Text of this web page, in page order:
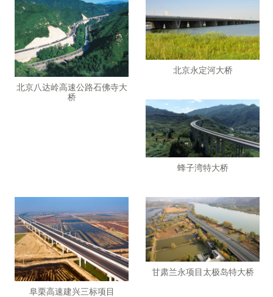
北京八达岭高速公路石佛寺大
桥
北京永定河大桥
蜂子湾特大桥
阜栗高速建兴三标项目
甘肃兰永项目太极岛特大桥